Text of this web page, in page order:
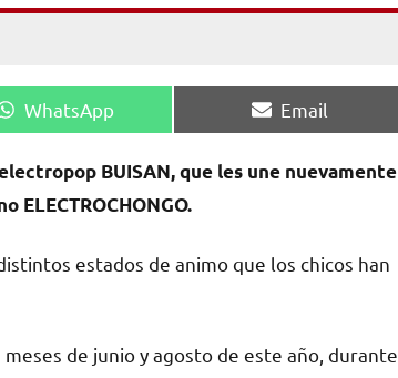
Compartir
en
WhatsApp
Compartir
en
Email
BUISAN, que les une nuevamente
estados de animo que los chicos han
de junio y agosto de este año, durante